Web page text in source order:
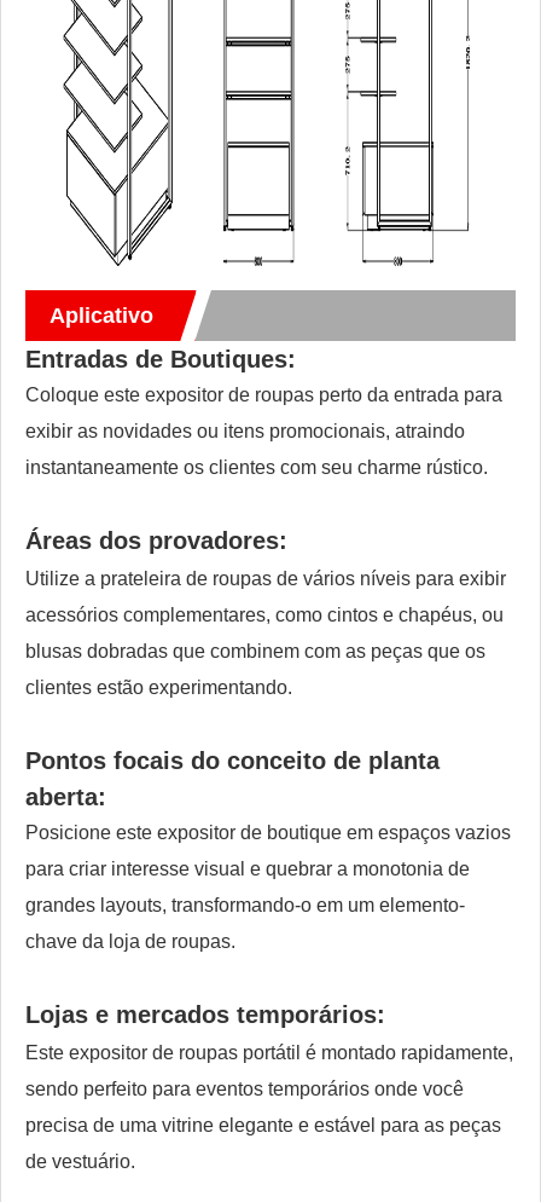
Aplicativo
Entradas de Boutiques:
Coloque este expositor de roupas perto da entrada para
exibir as novidades ou itens promocionais, atraindo
instantaneamente os clientes com seu charme rústico.
Áreas dos provadores:
Utilize a prateleira de roupas de vários níveis para exibir
acessórios complementares, como cintos e chapéus, ou
blusas dobradas que combinem com as peças que os
clientes estão experimentando.
Pontos focais do conceito de planta
aberta:
Posicione este expositor de boutique em espaços vazios
para criar interesse visual e quebrar a monotonia de
grandes layouts, transformando-o em um elemento-
chave da loja de roupas.
Lojas e mercados temporários:
Este expositor de roupas portátil é montado rapidamente,
sendo perfeito para eventos temporários onde você
precisa de uma vitrine elegante e estável para as peças
de vestuário.